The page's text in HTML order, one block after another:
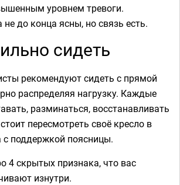
уровнем тревоги.
до конца ясны, но связь есть.
сидеть
рекомендуют сидеть с прямой
распределяя нагрузку. Каждые
разминаться, восстанавливать
пересмотреть своё кресло в
с поддержкой поясницы.
4 скрытых признака, что вас
изнутри.